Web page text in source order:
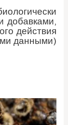
добавками,
действия
данными)